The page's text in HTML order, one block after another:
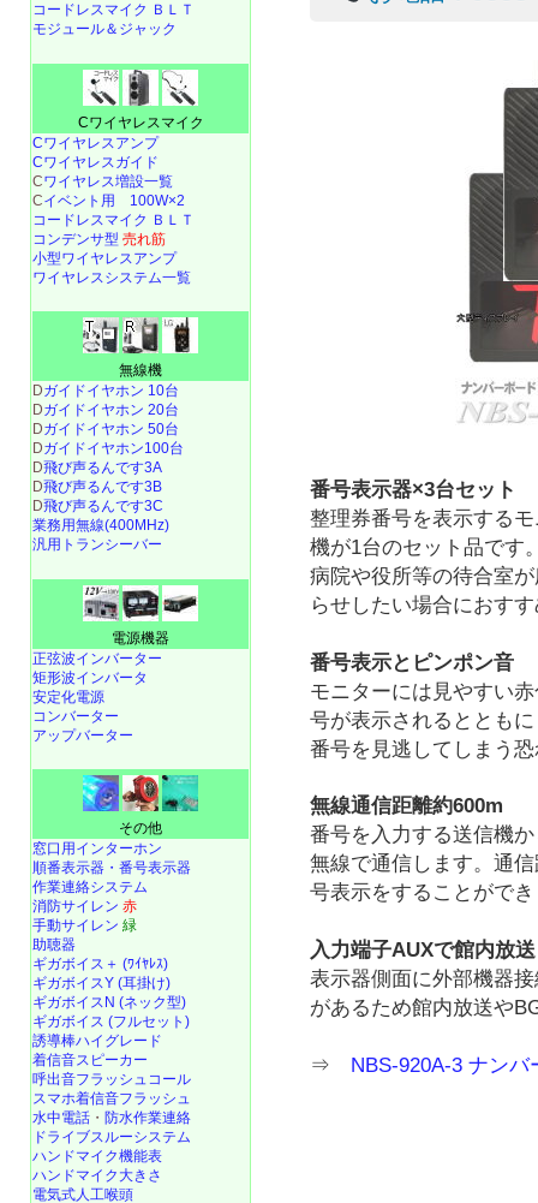
番号表示器×3台セット
整理券番号を表示する
機が1台のセット品です
病院や役所等の待合室
らせしたい場合におす
番号表示とピンポン音
モニターには見やすい
号が表示されるととも
番号を見逃してしまう
無線通信距離約600m
番号を入力する送信機
無線で通信します。通
号表示をすることがで
入力端子AUXで館内放送
表示器側面に外部機器
があるため館内放送や
⇒ NBS-920A-3 ナン
コードレスマイク ＢＬＴ
モジュール＆ジャック
Cワイヤレスマイク
Cワイヤレスアンプ
Cワイヤレスガイド
Cワイヤレス増設一覧
Cイベント用 100W×2
コードレスマイク ＢＬＴ
コンデンサ型 売れ筋
小型ワイヤレスアンプ
ワイヤレスシステム一覧
無線機
Dガイドイヤホン 10台
Dガイドイヤホン 20台
Dガイドイヤホン 50台
Dガイドイヤホン100台
D飛び声るんです3A
D飛び声るんです3B
D飛び声るんです3C
業務用無線(400MHz)
汎用トランシーバー
電源機器
正弦波インバーター
矩形波インバータ
安定化電源
コンバーター
アップバーター
その他
窓口用インターホン
順番表示器・番号表示器
作業連絡システム
消防サイレン 赤
手動サイレン 緑
助聴器
ギガボイス＋ (ﾜｲﾔﾚｽ)
ギガボイスY (耳掛け)
ギガボイスN (ネック型)
ギガボイス (フルセット)
誘導棒ハイグレード
着信音スピーカー
呼出音フラッシュコール
スマホ着信音フラッシュ
水中電話 ・ 防水作業連絡
ドライブスルーシステム
ハンドマイク機能表
ハンドマイク大きさ
電気式人工喉頭